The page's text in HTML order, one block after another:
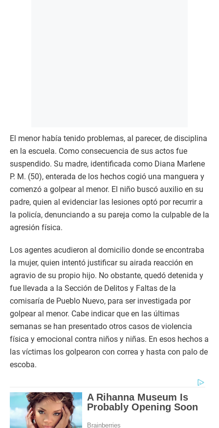
El menor había tenido problemas, al parecer, de disciplina
en la escuela. Como consecuencia de sus actos fue
suspendido. Su madre, identificada como Diana Marlene
P. M. (50), enterada de los hechos cogió una manguera y
comenzó a golpear al menor. El niño buscó auxilio en su
padre, quien al evidenciar las lesiones optó por recurrir a
la policía, denunciando a su pareja como la culpable de la
agresión física.
Los agentes acudieron al domicilio donde se encontraba
la mujer, quien intentó justificar su airada reacción en
agravio de su propio hijo. No obstante, quedó detenida y
fue llevada a la Sección de Delitos y Faltas de la
comisaría de Pueblo Nuevo, para ser investigada por
golpear al menor. Cabe indicar que en las últimas
semanas se han presentado otros casos de violencia
física y emocional contra niños y niñas. En esos hechos a
las víctimas los golpearon con correa y hasta con palo de
escoba.